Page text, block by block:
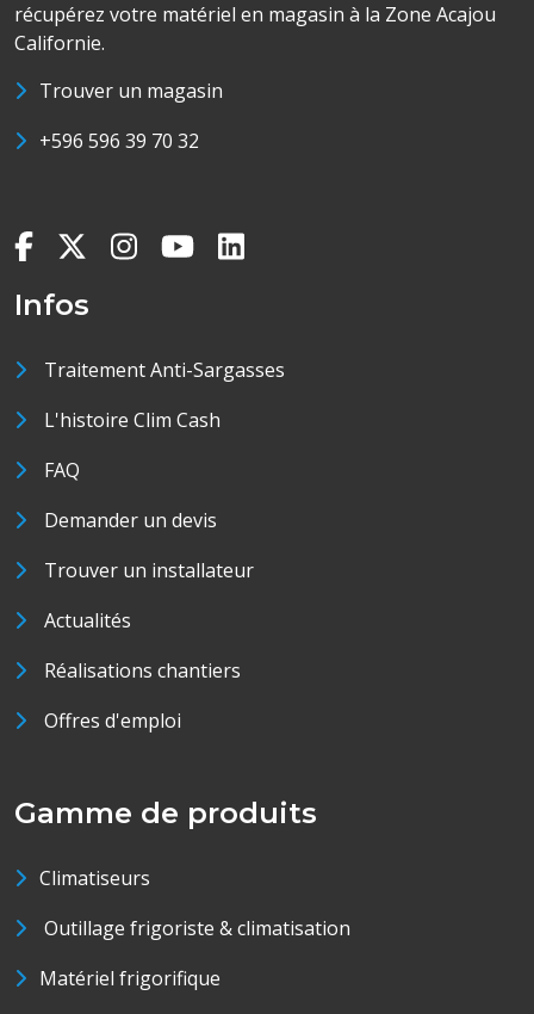
récupérez votre matériel en magasin à la Zone Acajou
Californie.
Trouver un magasin
+596 596 39 70 32
Infos
Traitement Anti-Sargasses
L'histoire Clim Cash
FAQ
Demander un devis
Trouver un installateur
Actualités
Réalisations chantiers
Offres d'emploi
Gamme de produits
Climatiseurs
Outillage frigoriste & climatisation
Matériel frigorifique